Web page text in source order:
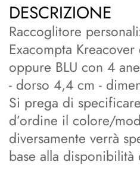
DESCRIZIONE
Raccoglitore
Exacompta
oppure BLU con 4
- dorso 4,4 cm -
Si prega di
d’ordine il colore/
diversamente verrà
base alla